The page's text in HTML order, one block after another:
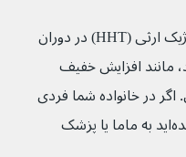
برای زنان مبتلا به تلانژکتازی هموراژیک ارثی (HHT) در دوران
مانند افزایش خفیف
در خانواده شما فردی
به این سندرم مبتلاست و باردار شده‌اید به ماما یا پزشک